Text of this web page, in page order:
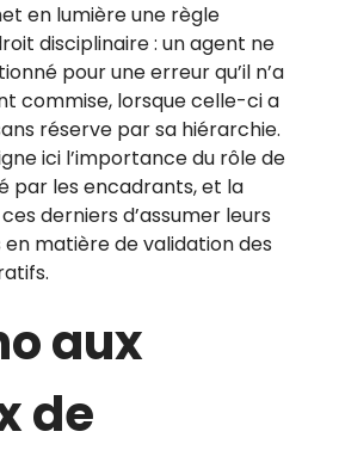
en lumière une règle
disciplinaire : un agent ne
pour une erreur qu’il n’a
commise, lorsque celle-ci a
réserve par sa hiérarchie.
ici l’importance du rôle de
par les encadrants, et la
derniers d’assumer leurs
matière de validation des
aux
de